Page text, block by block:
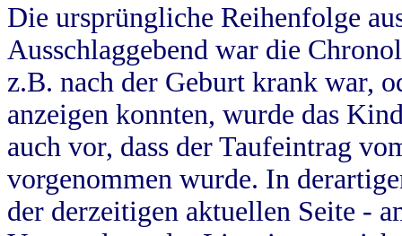
Die ursprüngliche Reihenfolge
Ausschlaggebend war die
z.B. nach der Geburt krank war,
anzeigen konnten, wurde das
auch vor, dass der Taufeintrag
vorgenommen wurde. In
der derzeitigen aktuellen Seite -